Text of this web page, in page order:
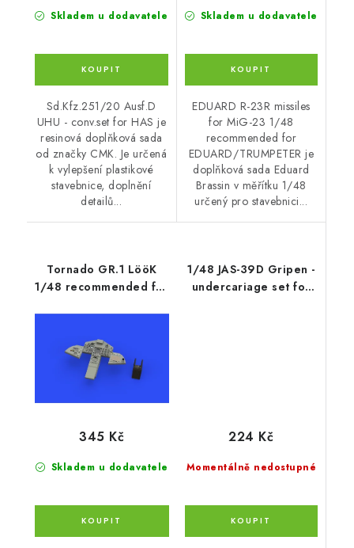
Skladem u dodavatele
Sd.Kfz.251/20 Ausf.D
UHU - conv.set for HAS je
resinová doplňková sada
od značky CMK. Je určená
k vylepšení plastikové
stavebnice, doplnění
detailů...
Skladem u dodavatele
EDUARD R-23R missiles
for MiG-23 1/48
recommended for
EDUARD/TRUMPETER je
doplňková sada Eduard
Brassin v měřítku 1/48
určený pro stavebnici...
Tornado GR.1 LööK
1/48 recommended for
Skladem u dodavatele
345 Kč
1/48 JAS-39D Gripen -
undercariage set for
Momentálně nedostupné
224 Kč